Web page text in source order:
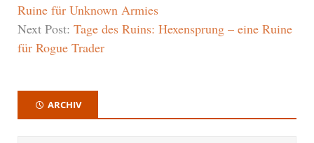
Ruine für Unknown Armies
Next Post: Tage des Ruins: Hexensprung – eine Ruine
für Rogue Trader
ARCHIV